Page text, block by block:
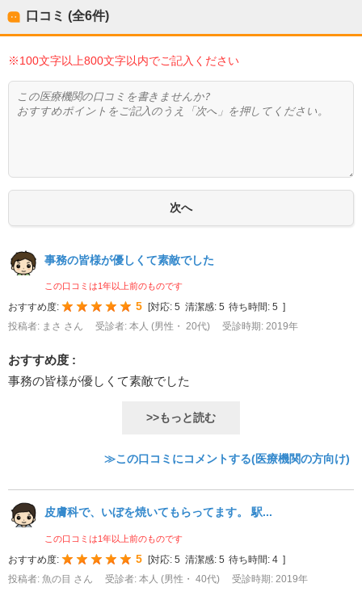
口コミ (全6件)
※100文字以上800文字以内でご記入ください
事務の皆様が優しくて素敵でした
この口コミは1年以上前のものです
おすすめ度: 5 対応: 5 清潔感: 5 待ち時間: 5
投稿者: まさ さん
受診者: 本人 (男性・ 20代) 受診時期: 2019年
おすすめ度 :
事務の皆様が優しくて素敵でした
>>もっと読む
≫この口コミにコメントする(医療機関の方向け)
皮膚科で、いぼを焼いてもらってます。 駅...
この口コミは1年以上前のものです
おすすめ度: 5 [対応: 5 清潔感: 5 待ち時間: 4 ]
投稿者: 魚の目 さん
受診者: 本人 (男性・ 40代) 受診時期: 2019年